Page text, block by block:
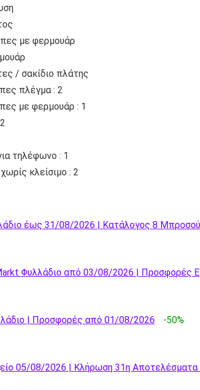
με φερμουάρ
/ σακίδιο πλάτης
πλέγμα : 2
με φερμουάρ : 1
τηλέφωνο : 1
κλείσιμο : 2
έως 31/08/2026 | Κατάλογος 8
Φυλλάδιο από 03/08/2026 | Προσφορές
| Προσφορές από 01/08/2026 -50%
05/08/2026 | Κλήρωση 31η Αποτελέσματα